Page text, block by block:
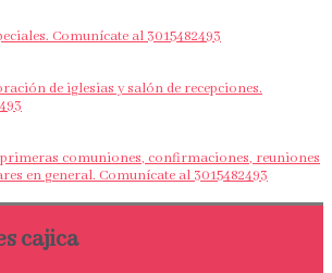
Comunícate al 3015482493
de iglesias y salón de recepciones.
comuniones, confirmaciones, reuniones
en general. Comunícate al 3015482493
cajica